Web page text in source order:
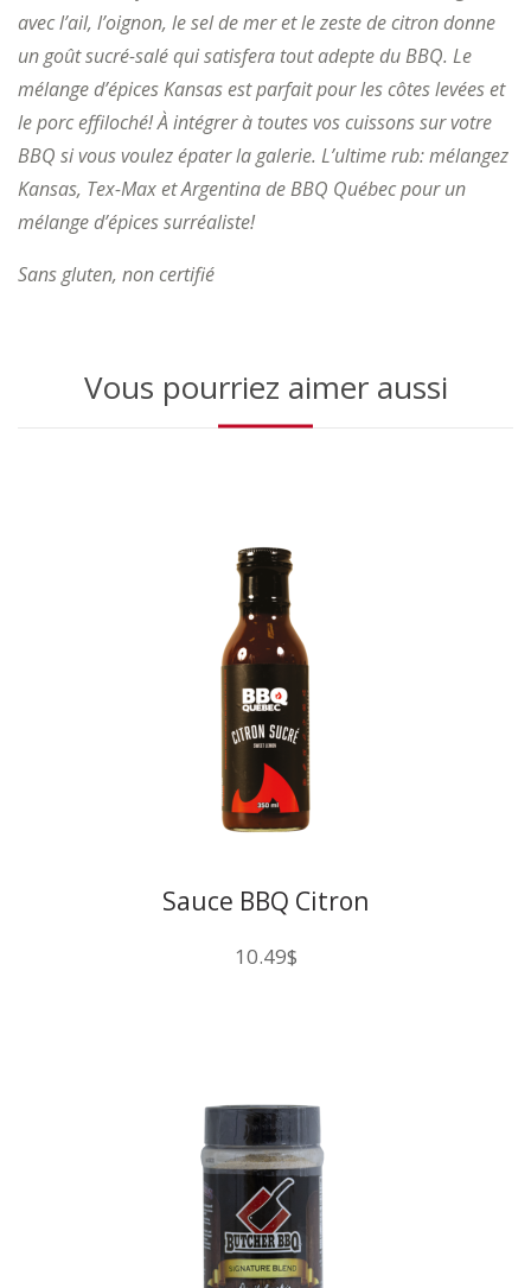
avec l’ail, l’oignon, le sel de mer et le zeste de citron donne
un goût sucré-salé qui satisfera tout adepte du BBQ. Le
mélange d’épices Kansas est parfait pour les côtes levées et
le porc effiloché! À intégrer à toutes vos cuissons sur votre
BBQ si vous voulez épater la galerie. L’ultime rub: mélangez
Kansas, Tex-Max et Argentina de BBQ Québec pour un
mélange d’épices surréaliste!
Sans gluten, non certifié
Vous pourriez aimer aussi
Sauce BBQ Citron
10.49$